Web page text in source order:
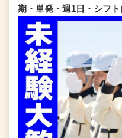
期・単発・週1日・シフ